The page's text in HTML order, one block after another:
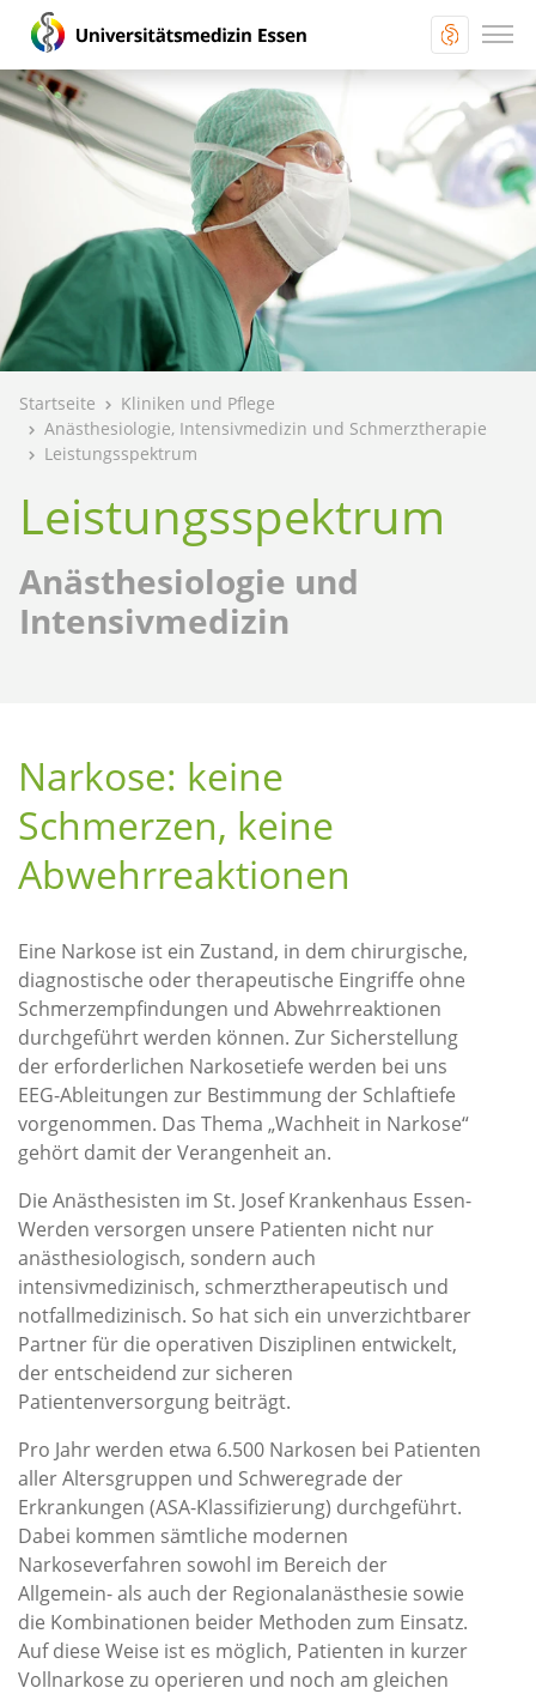
Startseite
Kliniken und Pflege
Anästhesiologie, Intensivmedizin und Schmerztherapie
Leistungsspektrum
Leistungs­spektrum
Anästhesiologie und
Intensivmedizin
Narkose: keine
Schmerzen, keine
Abwehrreaktionen
Eine Narkose ist ein Zustand, in dem chirurgische,
diagnostische oder therapeutische Eingriffe ohne
Schmerzempfindungen und Abwehrreaktionen
durchgeführt werden können. Zur Sicherstellung
der erforderlichen Narkosetiefe werden bei uns
EEG-Ableitungen zur Bestimmung der Schlaftiefe
vorgenommen. Das Thema „Wachheit in Narkose“
gehört damit der Verangenheit an.
Die Anästhesisten im St. Josef Krankenhaus Essen-
Werden versorgen unsere Patienten nicht nur
anästhesiologisch, sondern auch
intensivmedizinisch, schmerztherapeutisch und
notfallmedizinisch. So hat sich ein unverzichtbarer
Partner für die operativen Disziplinen entwickelt,
der entscheidend zur sicheren
Patientenversorgung beiträgt.
Pro Jahr werden etwa 6.500 Narkosen bei Patienten
aller Altersgruppen und Schweregrade der
Erkrankungen (ASA-Klassifizierung) durchgeführt.
Dabei kommen sämtliche modernen
Narkoseverfahren sowohl im Bereich der
Allgemein- als auch der Regionalanästhesie sowie
die Kombinationen beider Methoden zum Einsatz.
Auf diese Weise ist es möglich, Patienten in kurzer
Vollnarkose zu operieren und noch am gleichen